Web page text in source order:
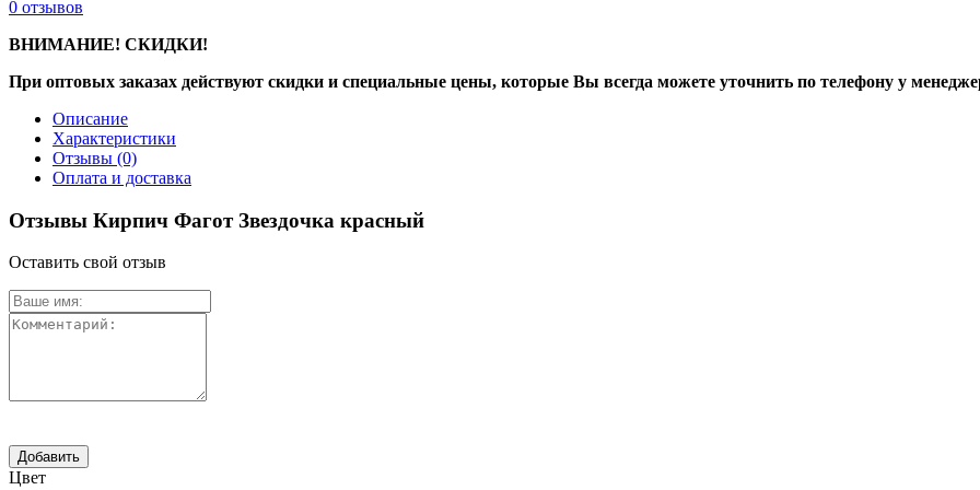
0 отзывов
ВНИМАНИЕ! СКИДКИ!
При оптовых заказах действуют скидки и специальные цены, которые Вы всегда можете уточнить по телефону у
Описание
Характеристики
Отзывы (0)
Оплата и доставка
Отзывы Кирпич Фагот Звездочка красный
Оставить свой отзыв
Цвет